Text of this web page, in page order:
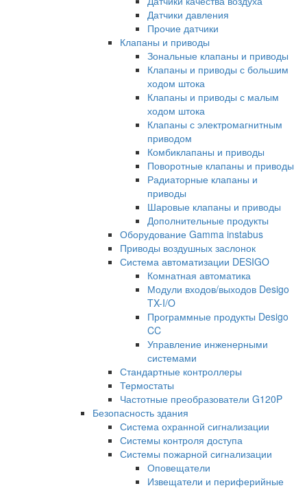
Датчики давления
Прочие датчики
Клапаны и приводы
Зональные клапаны и приводы
Клапаны и приводы с большим
ходом штока
Клапаны и приводы с малым
ходом штока
Клапаны с электромагнитным
приводом
Комбиклапаны и приводы
Поворотные клапаны и приводы
Радиаторные клапаны и
приводы
Шаровые клапаны и приводы
Дополнительные продукты
Оборудование Gamma instabus
Приводы воздушных заслонок
Система автоматизации DESIGO
Комнатная автоматика
Модули входов/выходов Desigo
TX-I/O
Программные продукты Desigo
CC
Управление инженерными
системами
Стандартные контроллеры
Термостаты
Частотные преобразователи G120P
Безопасность здания
Система охранной сигнализации
Системы контроля доступа
Системы пожарной сигнализации
Оповещатели
Извещатели и периферийные